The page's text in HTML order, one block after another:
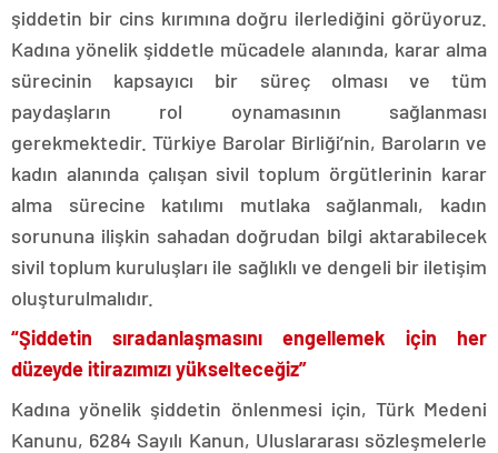
şiddetin bir cins kırımına doğru ilerlediğini görüyoruz.
Kadına yönelik şiddetle mücadele alanında, karar alma
sürecinin kapsayıcı bir süreç olması ve tüm
paydaşların rol oynamasının sağlanması
gerekmektedir. Türkiye Barolar Birliği’nin, Baroların ve
kadın alanında çalışan sivil toplum örgütlerinin karar
alma sürecine katılımı mutlaka sağlanmalı, kadın
sorununa ilişkin sahadan doğrudan bilgi aktarabilecek
sivil toplum kuruluşları ile sağlıklı ve dengeli bir iletişim
oluşturulmalıdır.
“Şiddetin sıradanlaşmasını engellemek için her
düzeyde itirazımızı yükselteceğiz”
Kadına yönelik şiddetin önlenmesi için, Türk Medeni
Kanunu, 6284 Sayılı Kanun, Uluslararası sözleşmelerle